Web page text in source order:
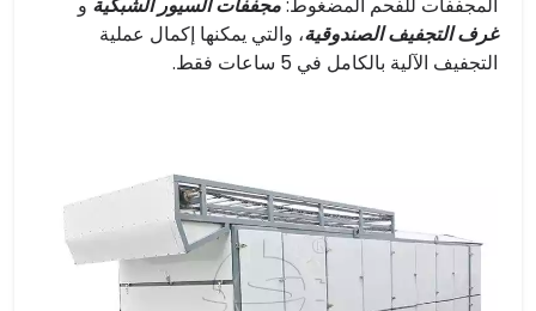
المجففات للفحم المضغوط:مجففات السيور الشبكية و
غرف التجفيف الصندوقية، والتي يمكنها إكمال عملية
التجفيف الآلية بالكامل في 5 ساعات فقط.